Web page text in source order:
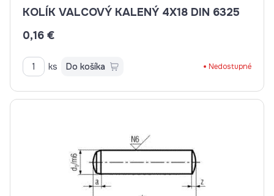
KOLÍK VALCOVÝ KALENÝ 4X18 DIN 6325
0,16 €
ks Do košíka Nedostupné